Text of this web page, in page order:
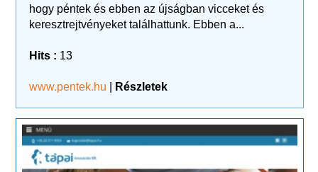
hogy péntek és ebben az újságban vicceket és
keresztrejtvényeket találhattunk. Ebben a...
Hits : 13
www.pentek.hu Részletek